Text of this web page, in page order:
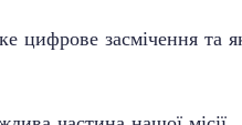
цифрове засмічення та